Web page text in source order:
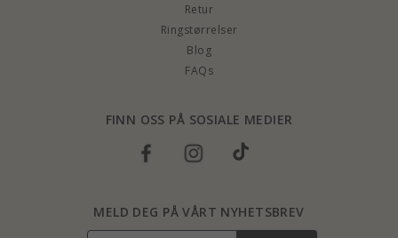
Retur
Ringstørrelser
Blog
FAQs
FINN OSS PÅ SOSIALE MEDIER
MELD DEG PÅ VÅRT NYHETSBREV